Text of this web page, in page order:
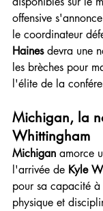
offensive
le coordinateur
Haines devra une
les brèches pour
l'élite de la
Michigan, la
Whittingham
Michigan amorce
l'arrivée de Kyle
pour sa capacité
physique et